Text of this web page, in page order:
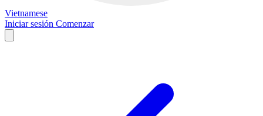
Vietnamese
Iniciar sesión Comenzar